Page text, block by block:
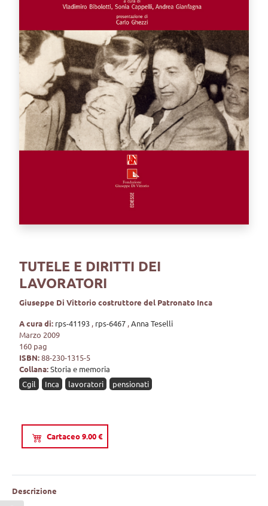
TUTELE E DIRITTI DEI
LAVORATORI
Giuseppe Di Vittorio costruttore del Patronato Inca
A cura di: rps-41193 , rps-6467 ,Anna Teselli
Marzo 2009
160 pag
ISBN:88-230-1315-5
Collana:Storia e memoria
Cgil
Inca lavoratori pensionati
Cartaceo 9.00 €
Descrizione